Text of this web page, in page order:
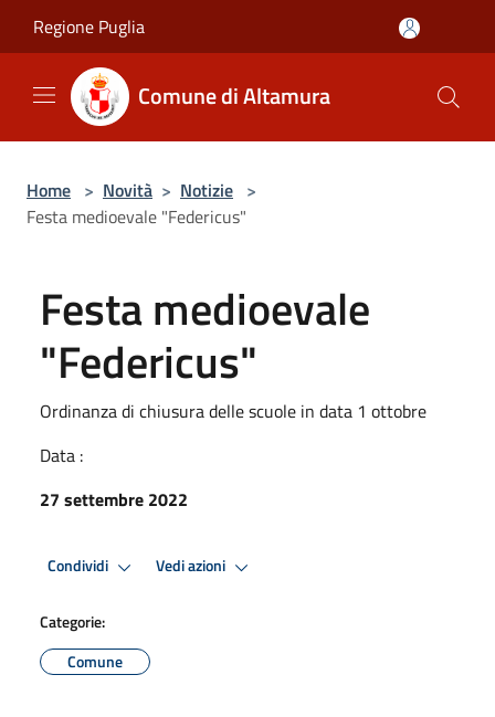
Regione Puglia
Comune di Altamura
Home > Novità > Notizie >
Festa medioevale "Federicus"
Festa medioevale
"Federicus"
Ordinanza di chiusura delle scuole in data 1 ottobre
Data :
27 settembre 2022
Condividi Vedi azioni
Categorie:
Comune